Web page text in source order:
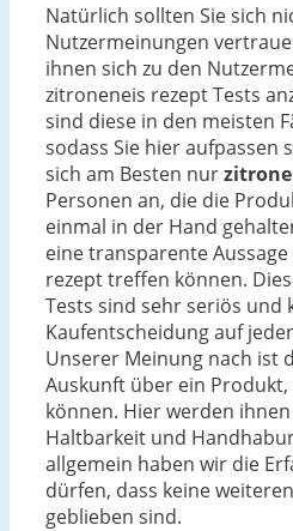
Natürlich sollten Sie sich
Nutzermeinungen
ihnen sich zu den
zitroneneis rezept Tests
sind diese in den meisten
sodass Sie hier aufpassen
sich am Besten nur
Personen an, die die
einmal in der Hand
eine transparente
rezept treffen können.
Tests sind sehr seriös und
Kaufentscheidung auf
Unserer Meinung nach ist
Auskunft über ein Produkt,
können. Hier werden
Haltbarkeit und
allgemein haben wir die
dürfen, dass keine
geblieben sind.